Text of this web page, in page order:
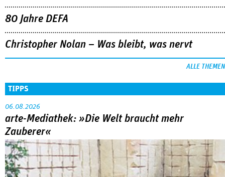
80 Jahre DEFA
Christopher Nolan – Was bleibt, was nervt
ALLE THEMEN
TIPPS
06.08.2026
arte-Mediathek: »Die Welt braucht mehr
Zauberer«